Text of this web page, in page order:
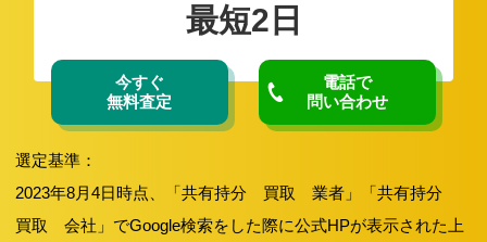
最短2日
今すぐ
無料査定
電話で
問い合わせ
選定基準：
2023年8月4日時点、「共有持分 買取 業者」「共有持分
買取 会社」でGoogle検索をした際に公式HPが表示された上